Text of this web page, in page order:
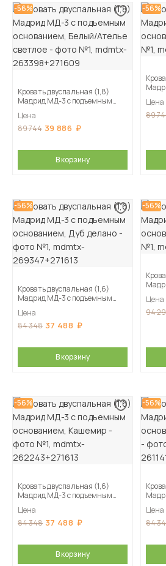
-56%
Кровать двуспальная (1,8)
Мадрид МД-3 с подъемным
светлое
Цена
89 744 39 886
В корзину
-56%
Цена
89
-56%
Кровать двуспальная (1,6)
Мадрид МД-3 с подъемным
Цена
84 348 37 488
В корзину
-56%
Цена
94
-56%
Кровать двуспальная (1,6)
Мадрид МД-3 с подъемным
Цена
84 348 37 488
В корзину
-56%
Цена
84